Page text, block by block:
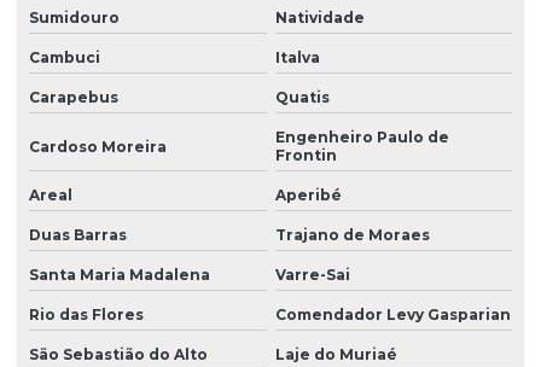
Sumidouro Natividade
Cambuci Italva
Carapebus Quatis
Cardoso Moreira
Engenheiro Paulo de
Frontin
Areal Aperibé
Duas Barras Trajano de Moraes
Santa Maria Madalena Varre-Sai
Rio das Flores Comendador Levy Gasparian
São Sebastião do Alto Laje do Muriaé